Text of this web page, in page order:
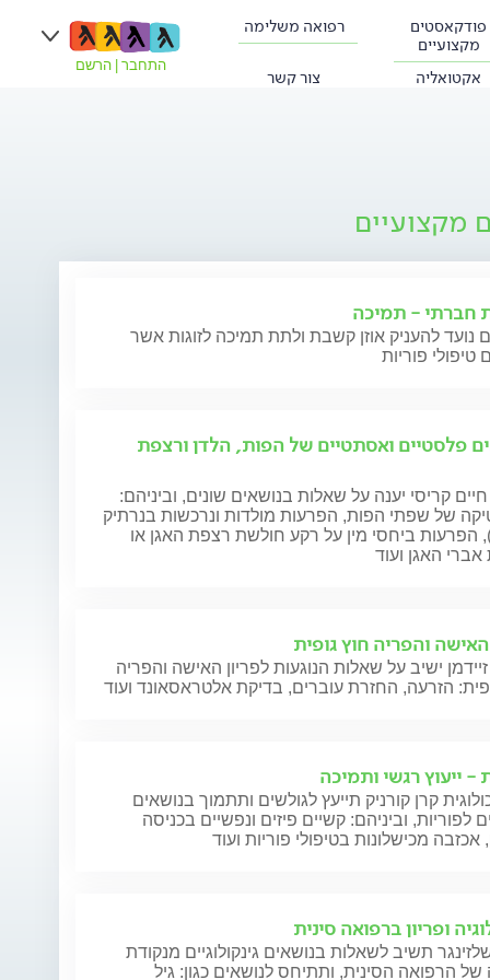
פודקאסטים
מקצועיים
רפואה משלימה
אקטואליה צור קשר
התחבר הרשם
מקצועיים
חברתי - תמיכה
נועד להעניק אוזן קשבת ולתת תמיכה לזוגות אשר
טיפולי פוריות
פלסטיים ואסתטיים של הפות, הלדן ורצפת
קריסי יענה על שאלות בנושאים שונים, וביניהם:
של שפתי הפות, הפרעות מולדות ונרכשות בנרתיק
הפרעות ביחסי מין על רקע חולשת רצפת האגן או
אברי האגן ועוד
האישה והפריה חוץ גופית
ישיב על שאלות הנוגעות לפריון האישה והפריה
הזרעה, החזרת עוברים, בדיקת אלטראסאונד ועוד
- ייעוץ רגשי ותמיכה
קרן קורניק תייעץ לגולשים ותתמוך בנושאים
לפוריות, וביניהם: קשיים פיזים ונפשיים בכניסה
אכזבה מכישלונות בטיפולי פוריות ועוד
ופריון ברפואה סינית
תשיב לשאלות בנושאים גינקולוגיים מנקודת
הרפואה הסינית, ותתיחס לנושאים כגון: גיל